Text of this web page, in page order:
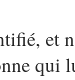
et
qui